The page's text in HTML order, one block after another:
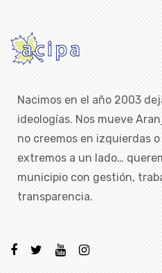
Nacimos en el año 2003
ideologías. Nos mueve
no creemos en izquierdas
extremos a un lado…
municipio con gestión,
transparencia.